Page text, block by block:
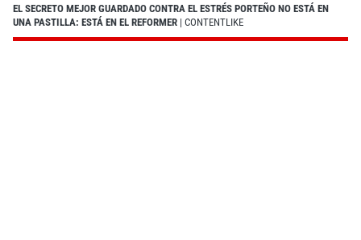
EL SECRETO MEJOR GUARDADO CONTRA EL ESTRÉS PORTEÑO NO ESTÁ EN
UNA PASTILLA: ESTÁ EN EL REFORMER | CONTENTLIKE